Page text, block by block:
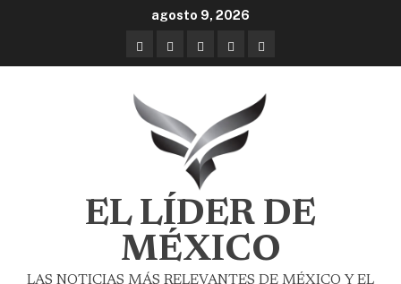
agosto 9, 2026
EL LÍDER DE
MÉXICO
LAS NOTICIAS MÁS RELEVANTES DE MÉXICO Y EL